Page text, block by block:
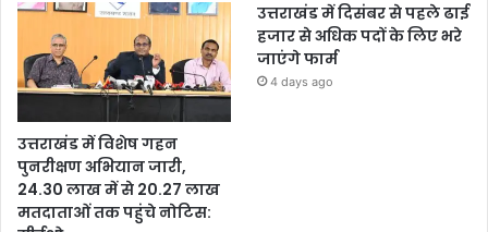
उत्तराखंड में विशेष गहन
पुनरीक्षण अभियान जारी,
24.30 लाख में से 20.27 लाख
मतदाताओं तक पहुंचे नोटिस:
उत्तराखंड में दिसंबर से पहले ढाई
हजार से अधिक पदों के लिए भरे
जाएंगे फार्म
4 days ago